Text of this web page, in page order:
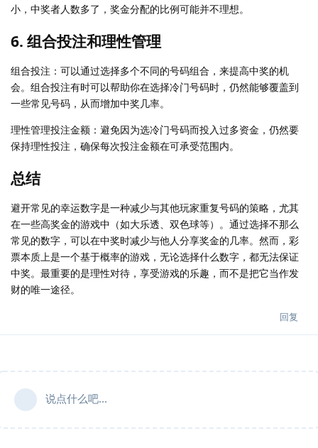
小，中奖者人数多了，奖金分配的比例可能并不理想。
6. 组合投注和理性管理
组合投注：可以通过选择多个不同的号码组合，来提高中奖的机
会。组合投注有时可以帮助你在选择冷门号码时，仍然能够覆盖到
一些常见号码，从而增加中奖几率。
理性管理投注金额：避免因为选冷门号码而投入过多资金，仍然要
保持理性投注，确保每次投注金额在可承受范围内。
总结
避开常见的幸运数字是一种减少与其他玩家重复号码的策略，尤其
在一些高奖金的游戏中（如大乐透、双色球等）。通过选择不那么
常见的数字，可以在中奖时减少与他人分享奖金的几率。然而，彩
票本质上是一个基于概率的游戏，无论选择什么数字，都无法保证
中奖。最重要的是理性对待，享受游戏的乐趣，而不是把它当作发
财的唯一途径。
回复
说点什么吧...